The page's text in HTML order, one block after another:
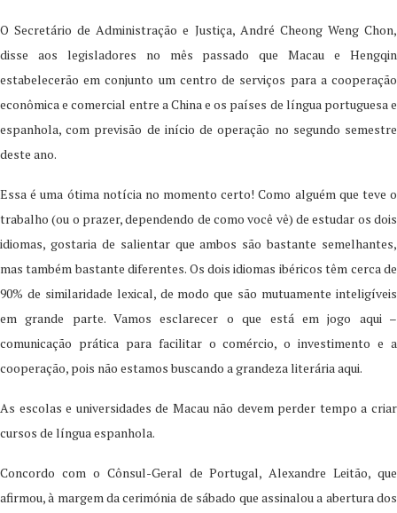
O Secretário de Administração e Justiça, André Cheong Weng Chon,
disse aos legisladores no mês passado que Macau e Hengqin
estabelecerão em conjunto um centro de serviços para a cooperação
econômica e comercial entre a China e os países de língua portuguesa e
espanhola, com previsão de início de operação no segundo semestre
deste ano.
Essa é uma ótima notícia no momento certo! Como alguém que teve o
trabalho (ou o prazer, dependendo de como você vê) de estudar os dois
idiomas, gostaria de salientar que ambos são bastante semelhantes,
mas também bastante diferentes. Os dois idiomas ibéricos têm cerca de
90% de similaridade lexical, de modo que são mutuamente inteligíveis
em grande parte. Vamos esclarecer o que está em jogo aqui –
comunicação prática para facilitar o comércio, o investimento e a
cooperação, pois não estamos buscando a grandeza literária aqui.
As escolas e universidades de Macau não devem perder tempo a criar
cursos de língua espanhola.
Concordo com o Cônsul-Geral de Portugal, Alexandre Leitão, que
afirmou, à margem da cerimónia de sábado que assinalou a abertura dos